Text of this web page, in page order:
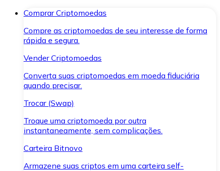
Comprar Criptomoedas
Compre as criptomoedas de seu interesse de forma
rápida e segura.
Vender Criptomoedas
Converta suas criptomoedas em moeda fiduciária
quando precisar.
Trocar (Swap)
Troque uma criptomoeda por outra
instantaneamente, sem complicações.
Carteira Bitnovo
Armazene suas criptos em uma carteira self-